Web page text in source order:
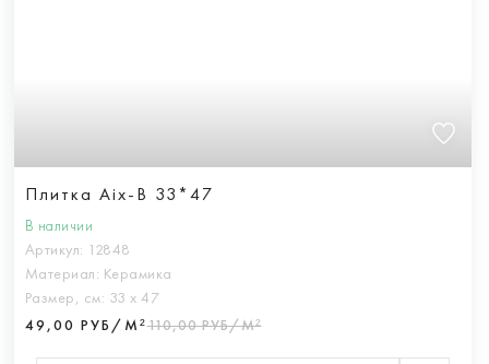
Плитка Aix-B 33*47
В наличии
Артикул: 12848
Материал: Керамика
Размер, см: 33 х 47
49,00 РУБ/М²110,00 РУБ/М²